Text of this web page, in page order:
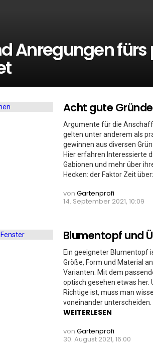
Anregungen
Acht gute
Argumente für die
gelten unter anderem als
gewinnen aus diversen
Hier erfahren Interessierte
Gabionen und mehr über
Hecken: der Faktor Zeit
von Gartenprofi
14. September 2021, 10:09
Blumentopf und
Ein geeigneter Blumentopf
Größe, Form und Material
Varianten. Mit dem
optisch gesehen etwas
Richtige ist, muss man
voneinander
WEITERLESEN
von Gartenprofi
30. August 2021, 16:00